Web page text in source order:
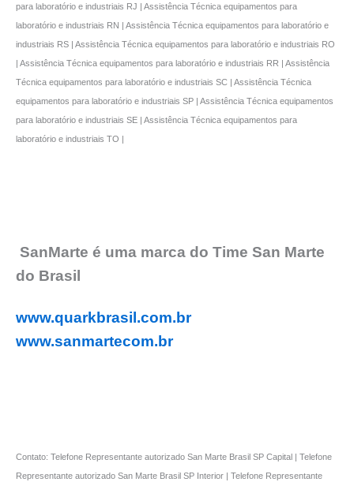
para laboratório e industriais RJ | Assistência Técnica equipamentos para
laboratório e industriais RN | Assistência Técnica equipamentos para laboratório e
industriais RS | Assistência Técnica equipamentos para laboratório e industriais RO
| Assistência Técnica equipamentos para laboratório e industriais RR | Assistência
Técnica equipamentos para laboratório e industriais SC | Assistência Técnica
equipamentos para laboratório e industriais SP | Assistência Técnica equipamentos
para laboratório e industriais SE | Assistência Técnica equipamentos para
laboratório e industriais TO |
SanMarte é uma marca do Time San Marte
do Brasil
www.quarkbrasil.com.br
www.sanmartecom.br
Contato: Telefone Representante autorizado San Marte Brasil SP Capital | Telefone
Representante autorizado San Marte Brasil SP Interior | Telefone Representante